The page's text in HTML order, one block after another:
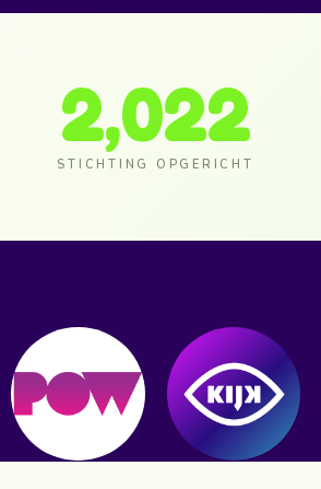
STICHTING OPGERICHT
2,022